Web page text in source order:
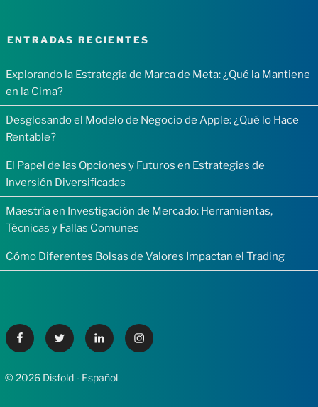
ENTRADAS RECIENTES
Explorando la Estrategia de Marca de Meta: ¿Qué la Mantiene
en la Cima?
Desglosando el Modelo de Negocio de Apple: ¿Qué lo Hace
Rentable?
El Papel de las Opciones y Futuros en Estrategias de
Inversión Diversificadas
Maestría en Investigación de Mercado: Herramientas,
Técnicas y Fallas Comunes
Cómo Diferentes Bolsas de Valores Impactan el Trading
FacebookTwitter LinkedinInstagram
© 2026 Disfold - Español